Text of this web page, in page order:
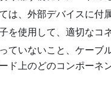
は、外部デバイスに付
を使用して、適切なコ
ていないこと、ケーブ
ド上のどのコンポーネ